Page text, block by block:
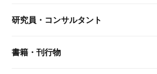
リサーチ
レポート・コラム トップ
最新のレポート・コラム
研究員・コンサルタント
研究員・コンサルタント トップ
書籍・刊行物